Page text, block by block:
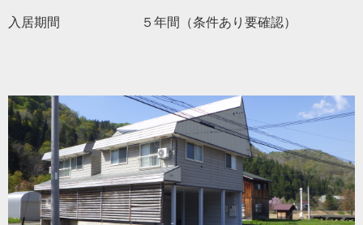
入居期間 ５年間（条件あり要確認）